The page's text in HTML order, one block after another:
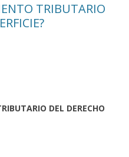
TRIBUTARIO
DEL DERECHO